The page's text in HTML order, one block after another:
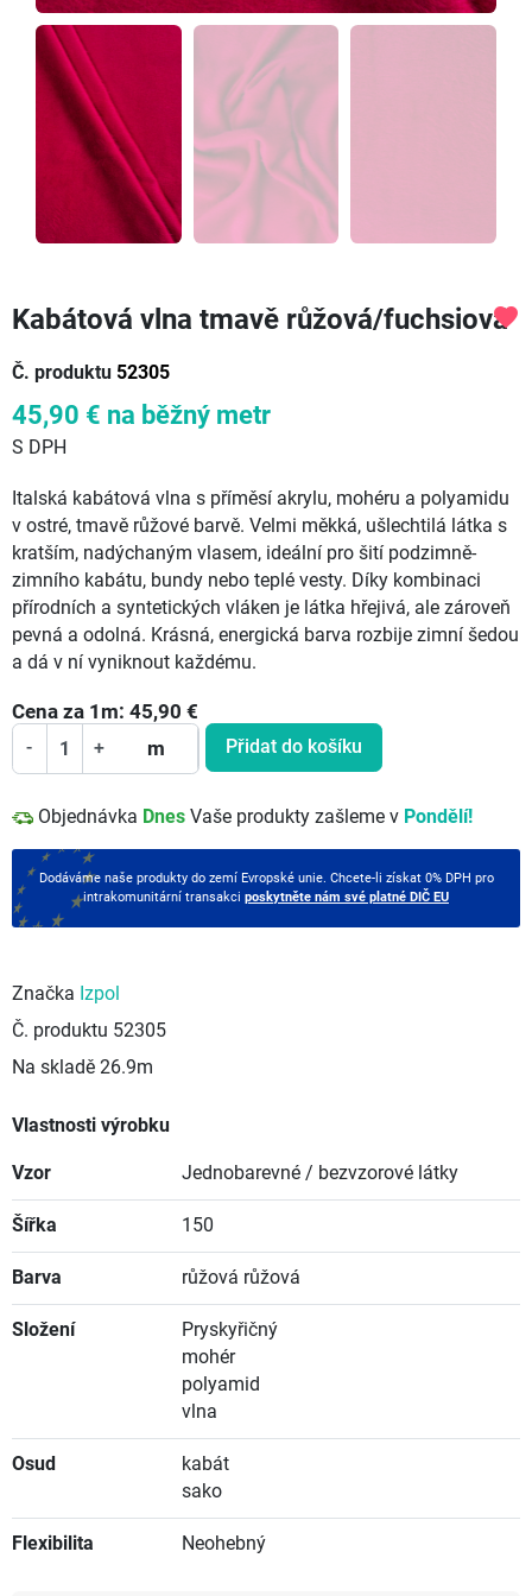
Kabátová vlna tmavě růžová/fuchsiová
Č. produktu 52305
favorite
45,90 € na běžný metr
S DPH
Italská kabátová vlna s příměsí akrylu, mohéru a polyamidu
v ostré, tmavě růžové barvě. Velmi měkká, ušlechtilá látka s
kratším, nadýchaným vlasem, ideální pro šití podzimně-
zimního kabátu, bundy nebo teplé vesty. Díky kombinaci
přírodních a syntetických vláken je látka hřejivá, ale zároveň
pevná a odolná. Krásná, energická barva rozbije zimní šedou
a dá v ní vyniknout každému.
Cena za 1 m: 45,90 €
- + m Přidat do košíku
Objednávka Dnes Vaše produkty zašleme v Pondělí!
Dodáváme naše produkty do zemí Evropské unie. Chcete-li získat 0% DPH pro
intrakomunitární transakci poskytněte nám své platné DIČ EU
Značka Izpol
Č. produktu 52305
Na skladě 26.9m
Vlastnosti výrobku
Vzor Jednobarevné / bezvzorové látky
Šířka 150
Barva růžová růžová
Složení
Pryskyřičný
mohér
polyamid
vlna
Osud
kabát
sako
Flexibilita Neohebný